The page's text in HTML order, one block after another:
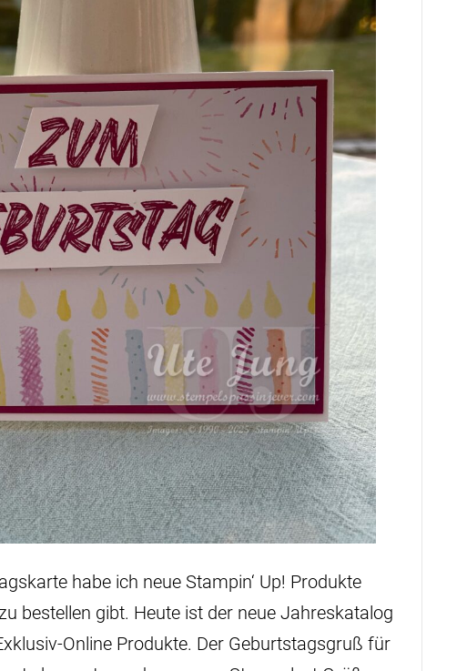
habe ich neue Stampin‘ Up! Produkte
bestellen gibt. Heute ist der neue Jahreskatalog
Online Produkte. Der Geburtstagsgruß für